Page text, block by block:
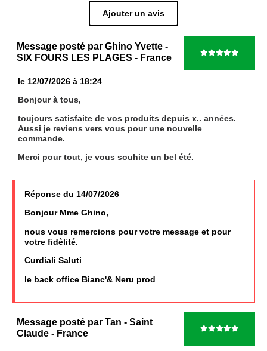
Ajouter un avis
Message posté par Ghino Yvette -
SIX FOURS LES PLAGES - France
le 12/07/2026 à 18:24
Bonjour à tous,
toujours satisfaite de vos produits depuis x.. années.
Aussi je reviens vers vous pour une nouvelle
commande.
Merci pour tout, je vous souhite un bel été.
Réponse du 14/07/2026
Bonjour Mme Ghino,
nous vous remercions pour votre message et pour
votre fidèlité.
Curdiali Saluti
le back office Bianc'& Neru prod
Message posté par Tan- Saint
Claude - France